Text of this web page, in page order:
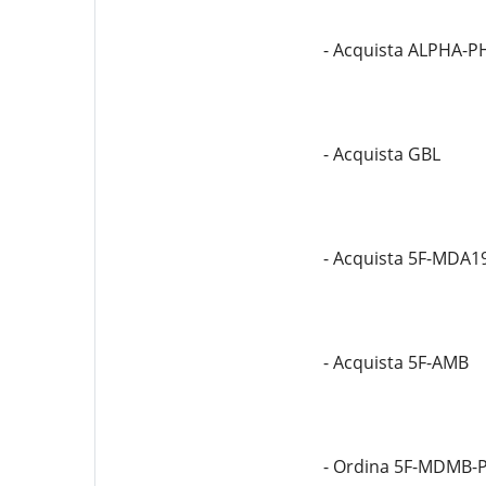
- Acquista ALPHA-
- Acquista GBL
- Acquista 5F-
- Acquista 5F-AMB
- Ordina 5F-MDMB-